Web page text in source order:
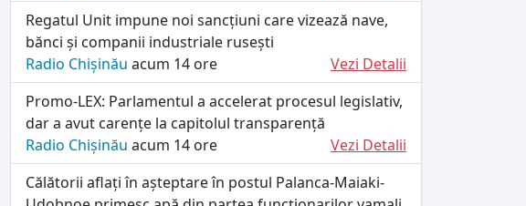
Regatul Unit impune noi sancțiuni care vizează nave,
bănci și companii industriale rusești
Radio Chișinău acum 14 ore
Vezi Detalii
Promo-LEX: Parlamentul a accelerat procesul legislativ,
dar a avut carențe la capitolul transparență
Radio Chișinău acum 14 ore
Vezi Detalii
Călătorii aflați în așteptare în postul Palanca-Maiaki-